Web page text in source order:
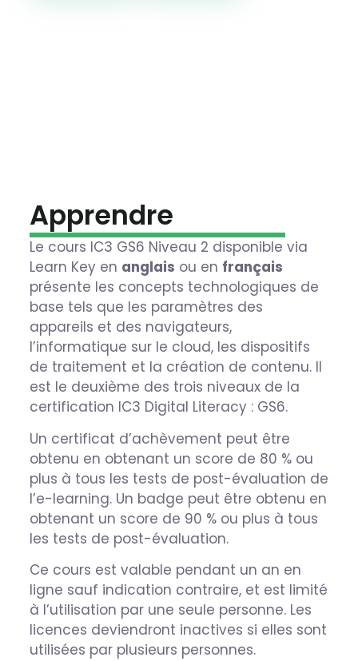
Apprendre
Le cours IC3 GS6 Niveau 2 disponible via
Learn Key en anglais ou en français
présente les concepts technologiques de
base tels que les paramètres des
appareils et des navigateurs,
l’informatique sur le cloud, les dispositifs
de traitement et la création de contenu. Il
est le deuxième des trois niveaux de la
certification IC3 Digital Literacy : GS6.
Un certificat d’achèvement peut être
obtenu en obtenant un score de 80 % ou
plus à tous les tests de post-évaluation de
l’e-learning. Un badge peut être obtenu en
obtenant un score de 90 % ou plus à tous
les tests de post-évaluation.
Ce cours est valable pendant un an en
ligne sauf indication contraire, et est limité
à l’utilisation par une seule personne. Les
licences deviendront inactives si elles sont
utilisées par plusieurs personnes.